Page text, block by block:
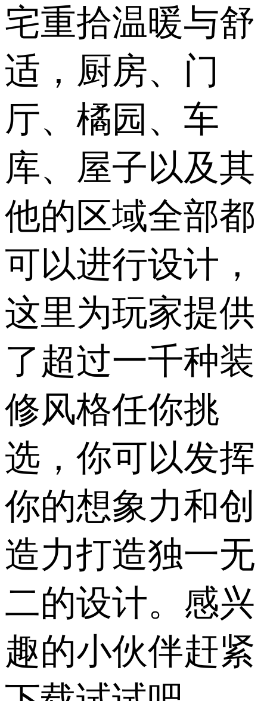
宅重拾温暖与舒
适，厨房、门
厅、橘园、车
库、屋子以及其
他的区域全部都
可以进行设计，
这里为玩家提供
了超过一千种装
修风格任你挑
选，你可以发挥
你的想象力和创
造力打造独一无
二的设计。感兴
趣的小伙伴赶紧